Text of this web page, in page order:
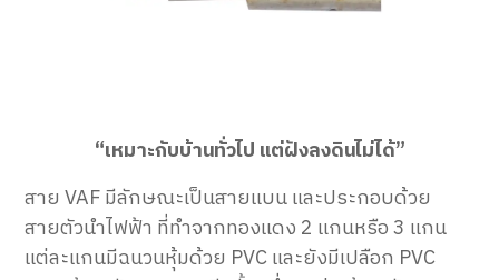
“เหมาะกับบ้านทั่วไป แต่ฝังลงดินไม่ได้”
สาย VAF มีลักษณะเป็นสายแบน และประกอบด้วย
สายตัวนำไฟฟ้า ที่ทำจากทองแดง 2 แกนหรือ 3 แกน
แต่ละแกนมีฉนวนหุ้มด้วย PVC และยังมีเปลือก PVC